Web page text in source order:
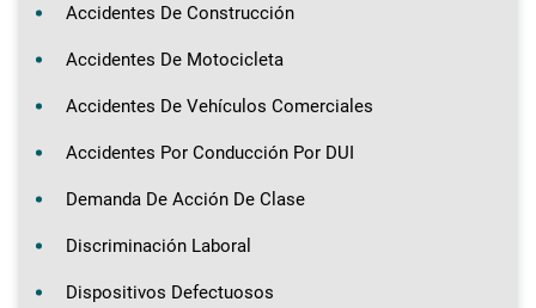
Accidentes De Construcción
Accidentes De Motocicleta
Accidentes De Vehículos Comerciales
Accidentes Por Conducción Por DUI
Demanda De Acción De Clase
Discriminación Laboral
Dispositivos Defectuosos